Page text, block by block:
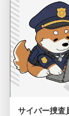
サイバー捜査